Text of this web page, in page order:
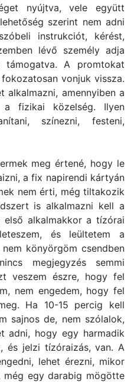
nyújtva, vele együtt
szerint nem adni
instrukciót, kérést,
lévő személy adja
támogatva. A promtokat
vonjuk vissza.
alkalmazni, amennyiben a
fizikai közelség. Ilyen
színezni, festeni,
meg értené, hogy le
a fix napirendi kártyán
nem érti, még tiltakozik
is alkalmazni kell a
alkalmakkor a tízórai
és leültetem a
könyörgöm csendben
megjegyzés semmi
veszem észre, hogy fel
nem engedem, hogy fel
Ha 10-15 percig kell
sajnos de, nem szólalok,
adni, hogy egy harmadik
és jelzi tízóraizás, van. A
lehet érezni, mikor
még egy darabig mögötte